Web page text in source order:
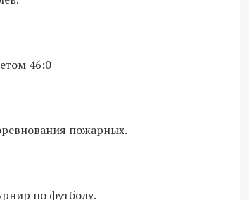
46:0
пожарных.
по футболу.